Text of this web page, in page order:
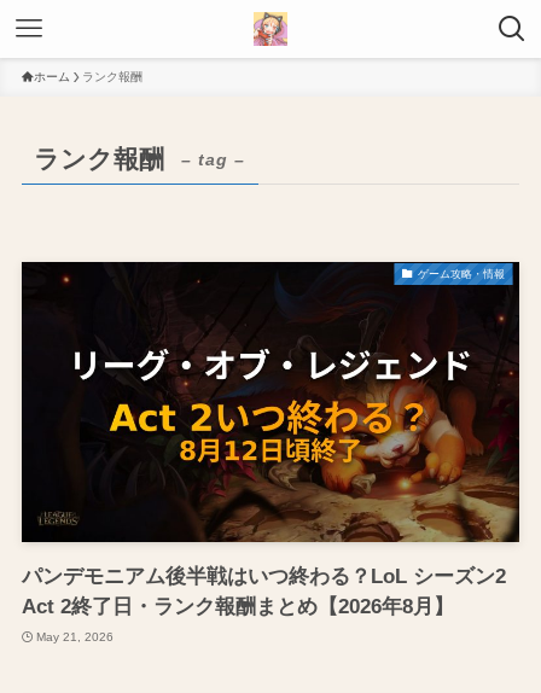
ホーム ランク報酬
ランク報酬 – tag –
ゲーム攻略・情報
パンデモニアム後半戦はいつ終わる？LoL シーズン2
Act 2終了日・ランク報酬まとめ【2026年8月】
May 21, 2026